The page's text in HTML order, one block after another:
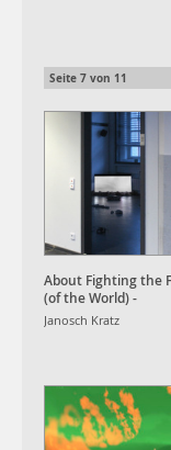
Seite 7 von 11
About Fighting the
(of the World) -
Installation
Janosch Kratz